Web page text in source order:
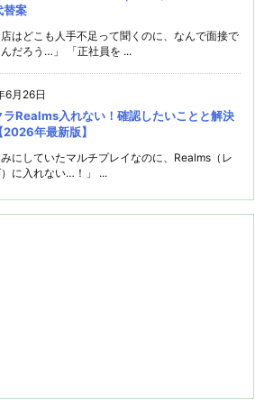
替案
店はどこも人手不足って聞くのに、なんで面接で
だろう…」 「正社員を ...
6月26日
ラRealms入れない！確認したいことと解決
年最新版】
みにしていたマルチプレイなのに、Realms（レ
に入れない…！」 ...